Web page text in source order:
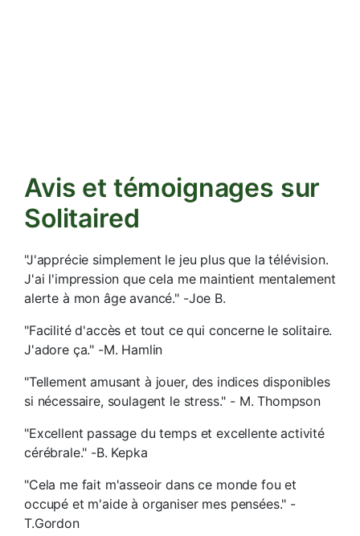
Avis et témoignages sur
Solitaired
"J'apprécie simplement le jeu plus que la télévision.
J'ai l'impression que cela me maintient mentalement
alerte à mon âge avancé." -Joe B.
"Facilité d'accès et tout ce qui concerne le solitaire.
J'adore ça." -M. Hamlin
"Tellement amusant à jouer, des indices disponibles
si nécessaire, soulagent le stress." - M. Thompson
"Excellent passage du temps et excellente activité
cérébrale." -B. Kepka
"Cela me fait m'asseoir dans ce monde fou et
occupé et m'aide à organiser mes pensées." -
T.Gordon